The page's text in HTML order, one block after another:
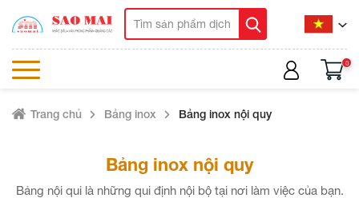
0
Trang chủ Bảng inox Bảng inox nội quy
Bảng inox nội quy
Bảng nội qui là những qui định nội bộ tại nơi làm việc của bạn.